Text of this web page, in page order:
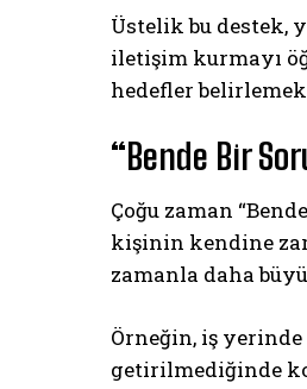
Üstelik bu destek,
iletişim kurmayı
hedefler
“Bende Bir
Çoğu zaman
kişinin kendine
zamanla daha
Örneğin, iş
getirilmediğinde